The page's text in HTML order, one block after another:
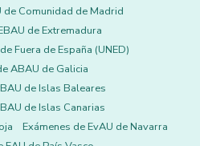
de Comunidad de Madrid
de Extremadura
Fuera de España (UNED)
ABAU de Galicia
de Islas Baleares
de Islas Canarias
Exámenes de EvAU de Navarra